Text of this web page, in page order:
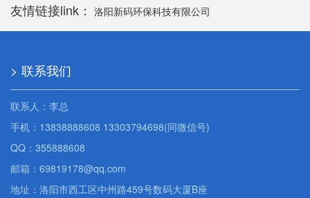
友情链接link： 洛阳新码环保科技有限公司
> 联系我们
联系人：李总
手机：13838888608 13303794698(同微信号)
QQ：355888608
邮箱：69819178@qq.com
地址：洛阳市西工区中州路459号数码大厦B座